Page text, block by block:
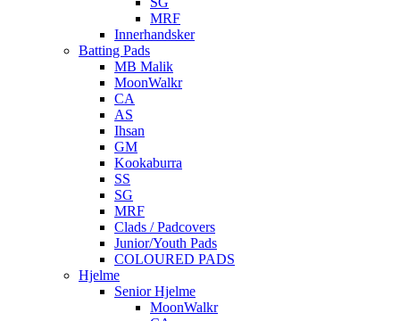
MRF
Innerhandsker
Batting Pads
MB Malik
MoonWalkr
CA
AS
Ihsan
GM
Kookaburra
SS
SG
MRF
Clads / Padcovers
Junior/Youth Pads
COLOURED PADS
Hjelme
Senior Hjelme
MoonWalkr